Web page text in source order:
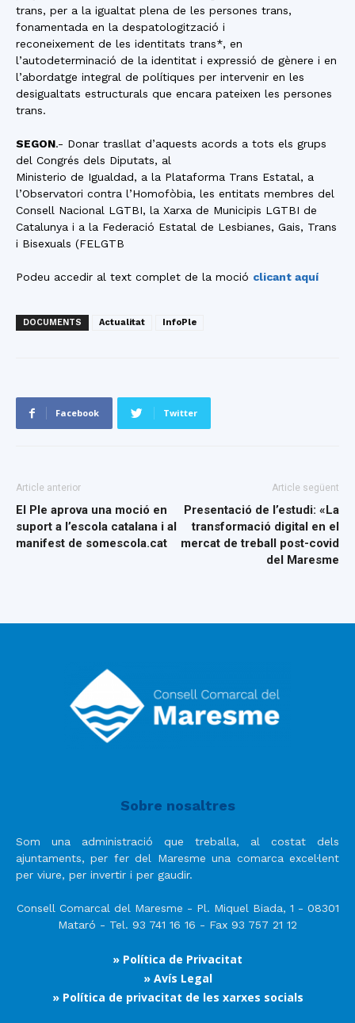
trans, per a la igualtat plena de les persones trans,
fonamentada en la despatologització i
reconeixement de les identitats trans*, en
l’autodeterminació de la identitat i expressió de gènere i en
l’abordatge integral de polítiques per intervenir en les
desigualtats estructurals que encara pateixen les persones
trans.
SEGON.- Donar trasllat d’aquests acords a tots els grups
del Congrés dels Diputats, al
Ministerio de Igualdad, a la Plataforma Trans Estatal, a
l’Observatori contra l’Homofòbia, les entitats membres del
Consell Nacional LGTBI, la Xarxa de Municipis LGTBI de
Catalunya i a la Federació Estatal de Lesbianes, Gais, Trans
i Bisexuals (FELGTB
Podeu accedir al text complet de la moció clicant aquí
DOCUMENTS Actualitat InfoPle
Facebook Twitter
Article anterior
El Ple aprova una moció en
suport a l’escola catalana i al
manifest de somescola.cat
Article següent
Presentació de l’estudi: «La
transformació digital en el
mercat de treball post-covid
del Maresme
Sobre nosaltres
Som una administració que treballa, al costat dels
ajuntaments, per fer del Maresme una comarca excel·lent
per viure, per invertir i per gaudir.
Consell Comarcal del Maresme - Pl. Miquel Biada, 1 - 08301
Mataró - Tel. 93 741 16 16 - Fax 93 757 21 12
» Política de Privacitat
» Avís Legal
» Política de privacitat de les xarxes socials